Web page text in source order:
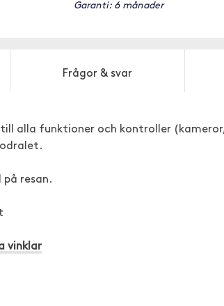
Garanti: 6 månader
Frågor & svar
alla funktioner och kontroller
resan.
vinklar